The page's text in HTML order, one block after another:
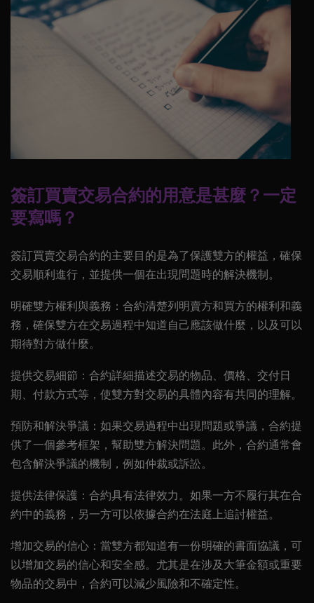
簽訂買賣交易合約的用意是甚麼？一定
要寫嗎？
簽訂買賣交易合約的主要目的是為了保護雙方的權益，確保
交易順利進行，並提供一個在出現問題時的解決機制。
明確雙方權利與義務 ：合約清楚列明賣方和買方的權利和義
務，確保雙方在交易過程中知道自己應該做什麼，以及可以
期待對方做什麼。
提供交易細節 ：合約詳細描述交易的物品、價格、交付日
期、付款方式等，使雙方對交易的具體內容有共同的理解。
預防和解決爭議 ：如果交易過程中出現問題或爭議，合約提
供了一個參考框架，幫助雙方解決問題。此外，合約通常會
包含解決爭議的機制，例如仲裁或訴訟。
提供法律保護 ：合約具有法律效力。如果一方不履行其在合
約中的義務，另一方可以依據合約在法庭上追討權益。
增加交易的信心 ：當雙方都知道有一份明確的書面協議，可
以增加交易的信心和安全感。尤其是在涉及大筆金額或重要
物品的交易中，合約可以減少風險和不確定性。